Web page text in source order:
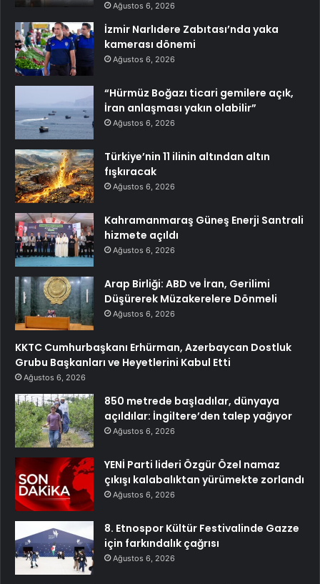
Ağustos 6, 2026
İzmir Narlıdere Zabıtası’nda yaka
kamerası dönemi
Ağustos 6, 2026
“Hürmüz Boğazı ticari gemilere açık,
İran anlaşması yakın olabilir”
Ağustos 6, 2026
Türkiye’nin 11 ilinin altından altın
fışkıracak
Ağustos 6, 2026
Kahramanmaraş Güneş Enerji Santrali
hizmete açıldı
Ağustos 6, 2026
Arap Birliği: ABD ve İran, Gerilimi
Düşürerek Müzakerelere Dönmeli
Ağustos 6, 2026
KKTC Cumhurbaşkanı Erhürman, Azerbaycan Dostluk
Grubu Başkanları ve Heyetlerini Kabul Etti
Ağustos 6, 2026
850 metrede başladılar, dünyaya
açıldılar: İngiltere’den talep yağıyor
Ağustos 6, 2026
YENİ Parti lideri Özgür Özel namaz
çıkışı kalabalıktan yürümekte zorlandı
Ağustos 6, 2026
8. Etnospor Kültür Festivalinde Gazze
için farkındalık çağrısı
Ağustos 6, 2026